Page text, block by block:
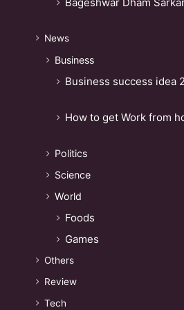
News
Business
Business success idea
How to get Work from
Politics
Science
World
Foods
Games
Others
Review
Tech